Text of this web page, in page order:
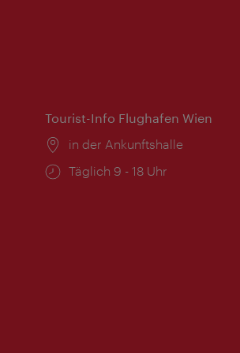
Tourist-Info Flughafen Wien
Ort:
in der Ankunftshalle
Öffnungszeiten:
Täglich 9 - 18 Uhr